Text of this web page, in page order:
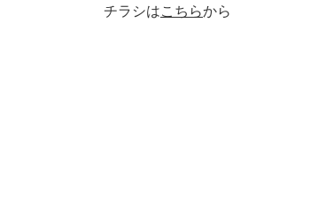
チラシはこちらから